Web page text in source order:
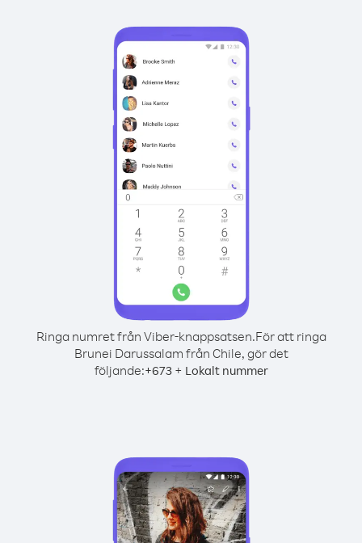
Ringa numret från Viber-knappsatsen.För att ringa
Brunei Darussalam från Chile, gör det
följande:+673+ Lokalt nummer